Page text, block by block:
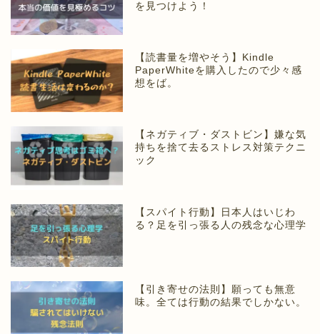
を見つけよう！
【読書量を増やそう】Kindle
PaperWhiteを購入したので少々感
想をば。
【ネガティブ・ダストビン】嫌な気
持ちを捨て去るストレス対策テクニ
ック
【スパイト行動】日本人はいじわ
る？足を引っ張る人の残念な心理学
【引き寄せの法則】願っても無意
味。全ては行動の結果でしかない。